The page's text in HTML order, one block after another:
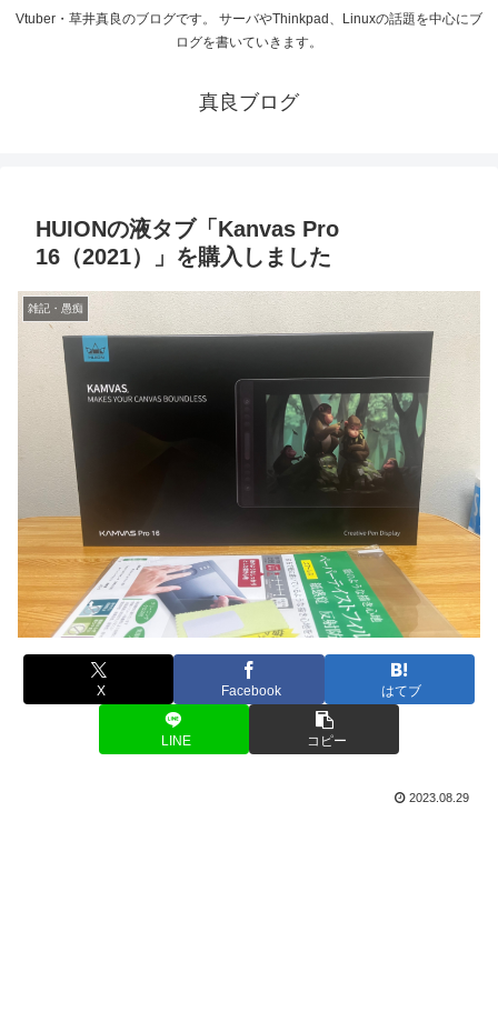
Vtuber・草井真良のブログです。 サーバやThinkpad、Linuxの話題を中心にブ
ログを書いていきます。
真良ブログ
HUIONの液タブ「Kanvas Pro
16（2021）」を購入しました
雑記・愚痴
X Facebook はてブ
LINE コピー
2023.08.29